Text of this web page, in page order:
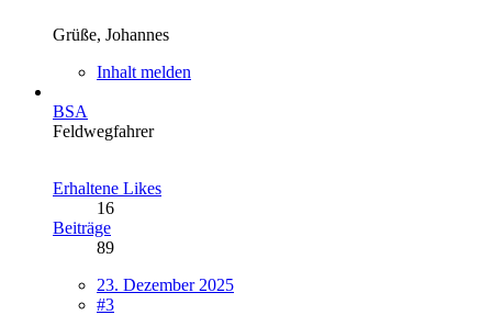
Grüße, Johannes
Inhalt melden
BSA
Feldwegfahrer
Erhaltene Likes
16
Beiträge
89
23. Dezember 2025
#3